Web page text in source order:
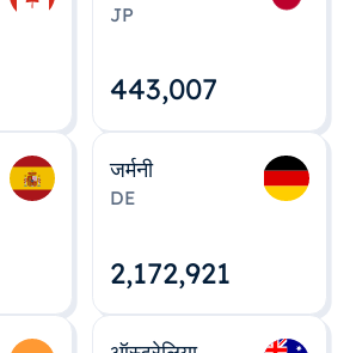
JP
443,008
जर्मनी
DE
2,172,922